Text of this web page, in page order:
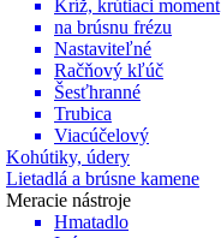
Kríž, krútiaci moment
na brúsnu frézu
Nastaviteľné
Račňový kľúč
Šesťhranné
Trubica
Viacúčelový
Kohútiky, údery
Lietadlá a brúsne kamene
Meracie nástroje
Hmatadlo